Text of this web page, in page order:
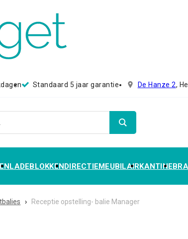
Standaard 5 jaar garantie De Hanze 2,
LADEBLOKKENDIRECTIEMEUBILAIRKANTINE
› Receptie opstelling- balie Manager